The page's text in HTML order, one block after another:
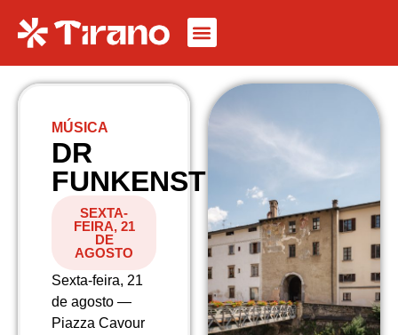
MÚSICA
DR
FUNKENSTEIN
SEXTA-
FEIRA, 21
DE
AGOSTO
Sexta-feira, 21
de agosto —
Piazza Cavour